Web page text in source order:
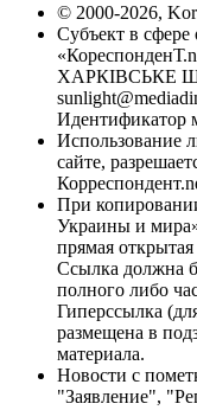
© 2000-2026,
Субъект в
ХАРКІВСЬКЕ
Идентификатор
Использование
сайте,
При
Украины и
прямая
Ссылка должна
полного либо
Гиперссылка
размещена в
материала.
Новости с
"Заявление",